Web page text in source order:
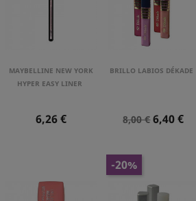
MAYBELLINE NEW YORK
HYPER EASY LINER
Precio
6,26 €
BRILLO LABIOS DÉKADE
Precio
8,00 €Precio
6,40 €
-20%